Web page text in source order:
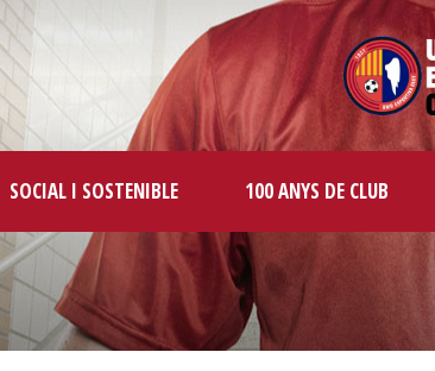
SOCIAL I SOSTENIBLE 100 ANYS DE CLUB